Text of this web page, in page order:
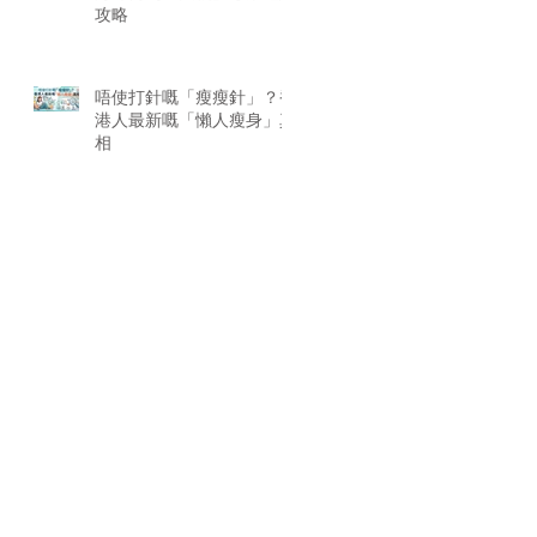
攻略
唔使打針嘅「瘦瘦針」？香
港人最新嘅「懶人瘦身」真
相